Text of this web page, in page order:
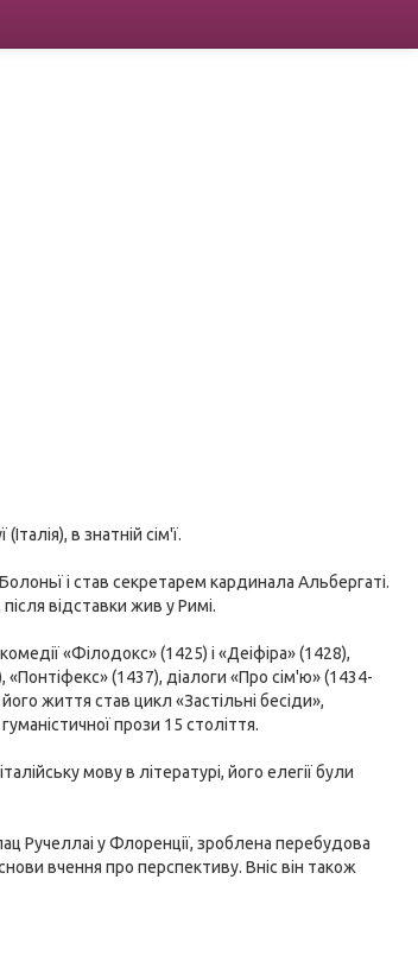
(Італія), в знатній сім'ї.
і став секретарем кардинала Альбергаті.
відставки жив у Римі.
«Філодокс» (1425) і «Деіфіра» (1428),
«Понтіфекс» (1437), діалоги «Про сім'ю» (1434-
життя став цикл «Застільні бесіди»,
прози 15 століття.
мову в літературі, його елегії були
Ручеллаі у Флоренції, зроблена перебудова
вчення про перспективу. Вніс він також